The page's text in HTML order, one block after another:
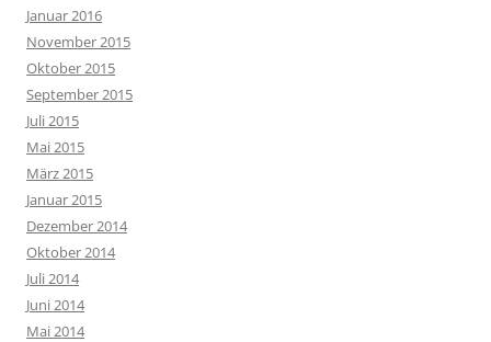
Januar 2016
November 2015
Oktober 2015
September 2015
Juli 2015
Mai 2015
März 2015
Januar 2015
Dezember 2014
Oktober 2014
Juli 2014
Juni 2014
Mai 2014